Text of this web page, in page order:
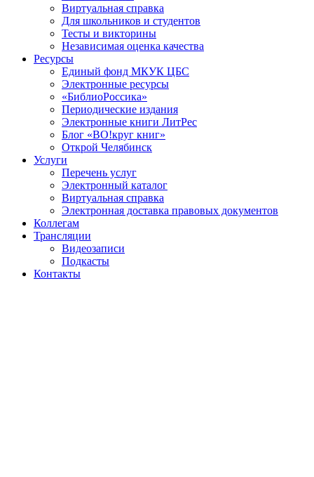
Виртуальная справка
Для школьников и студентов
Тесты и викторины
Независимая оценка качества
Ресурсы
Единый фонд МКУК ЦБС
Электронные ресурсы
«БиблиоРоссика»
Периодические издания
Электронные книги ЛитРес
Блог «ВО!круг книг»
Открой Челябинск
Услуги
Перечень услуг
Электронный каталог
Виртуальная справка
Электронная доставка правовых документов
Коллегам
Трансляции
Видеозаписи
Подкасты
Контакты